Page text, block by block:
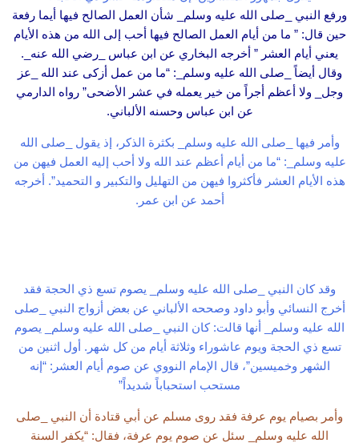
ورفع النبي _صلى الله عليه وسلم_ شأن العمل الصالح فيها أيما رفعة
حين قال: ” ما من أيام العمل الصالح فيها أحب إلى الله من هذه الأيام
يعني أيام العشر ” أخرجه البخاري عن ابن عباس _رضي الله عنه_.
وقال أيضاً _صلى الله عليه وسلم_: “ما من عمل أزكى عند الله _عز
وجل_ ولا أعظم أجراً من خير يعمله في عشر الأضحى” رواه الدارمي
عن ابن عباس وحسنه الألباني.
وأمر فيها _صلى الله عليه وسلم_ بكثرة الذكر، إذ يقول _صلى الله
عليه وسلم_: “ما من أيام أعظم عند الله ولا أحب إليه العمل فيهن من
هذه الأيام العشر فأكثروا فيهن من التهليل والتكبير و التحميد”. أخرجه
أحمد عن ابن عمر.
وقد كان النبي _صلى الله عليه وسلم_ يصوم تسع ذي الحجة فقد
أخرج النسائي وأبو داود وصححه الألباني عن بعض أزواج النبي _صلى
الله عليه وسلم_ أنها قالت: كان النبي _صلى الله عليه وسلم_ يصوم
تسع ذي الحجة ويوم عاشوراء وثلاثة أيام من كل شهر. أول اثنين من
الشهر وخميسين”، قال الإمام النووي عن صوم أيام العشر: “إنه
مستحب استحباباً شديداً”
وأمر بصيام يوم عرفة فقد روى مسلم عن أبي قتادة أن النبي _صلى
الله عليه وسلم_ سئل عن صوم يوم عرفة، فقال: “يكفر السنة